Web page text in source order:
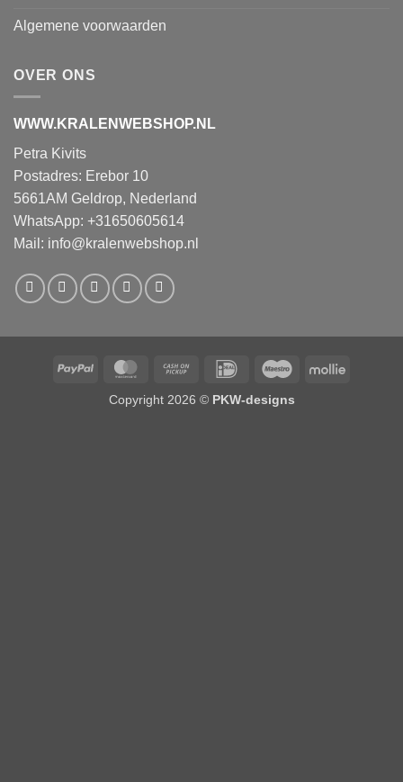
Algemene voorwaarden
OVER ONS
WWW.KRALENWEBSHOP.NL
Petra Kivits
Postadres: Erebor 10
5661AM Geldrop, Nederland
WhatsApp: +31650605614
Mail: info@kralenwebshop.nl
PayPal MasterCardCash
Pickup
IDeal Maestro Mollie
Copyright 2026 © PKW-designs